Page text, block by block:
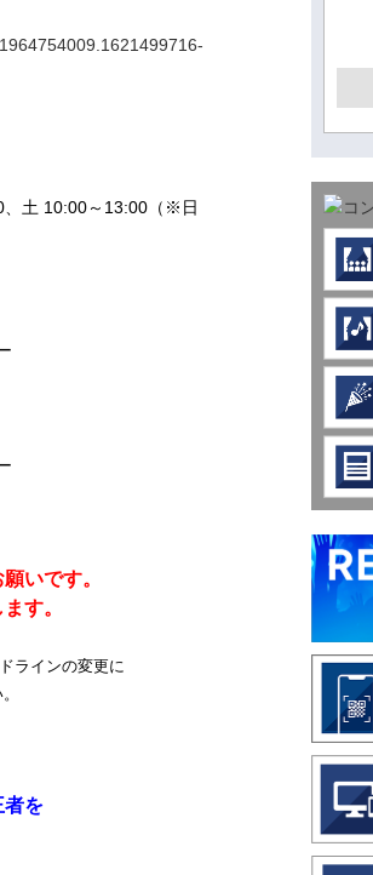
土 10:00～13:00（※日
いです。
す。
ラインの変更に
者を